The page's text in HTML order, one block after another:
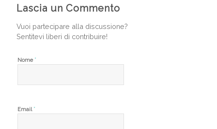
Lascia un Commento
Vuoi partecipare alla discussione?
Sentitevi liberi di contribuire!
Nome *
Email *